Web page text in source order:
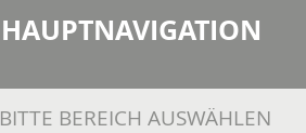
HAUPTNAVIGATION
BITTE BEREICH AUSWÄHLEN